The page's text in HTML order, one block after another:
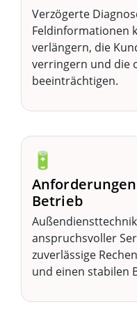
Verzögerte
Feldinformationen
verlängern, die
verringern und die
beeinträchtigen.
🔋
Betrieb
anspruchsvoller
zuverlässige
und einen stabilen